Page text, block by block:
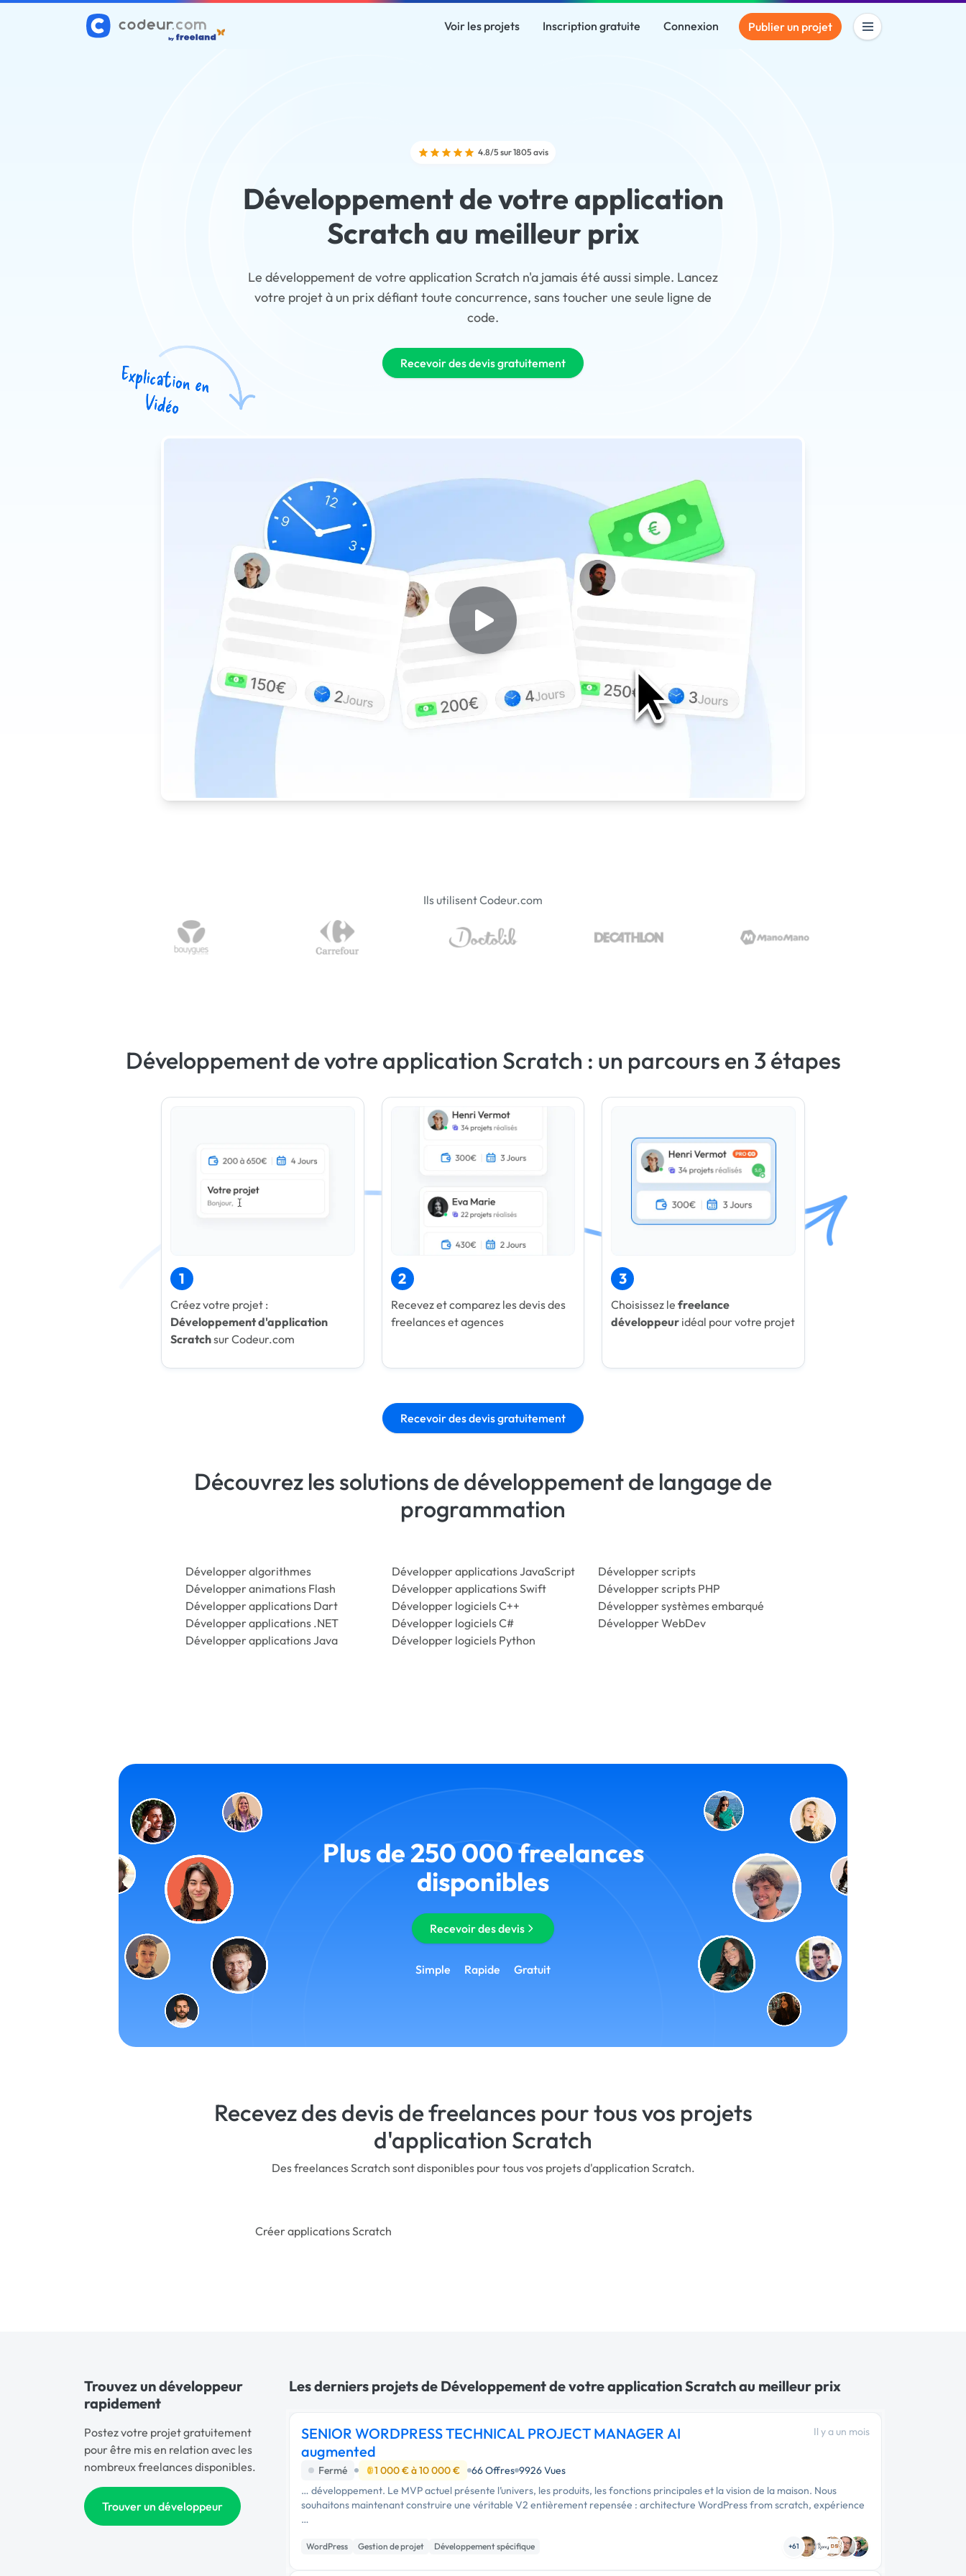
Voir les projets Inscription gratuite Connexion Publier un projet
4.8/5 sur 1805 avis
Développement de votre application
Scratch au meilleur prix
Le développement de votre application Scratch n'a jamais été aussi simple. Lancez
votre projet à un prix défiant toute concurrence, sans toucher une seule ligne de
code.
Recevoir des devis gratuitement
Ils utilisent Codeur.com
Développement de votre application Scratch : un parcours en 3 étapes
1
Créez votre projet :
Développement d'application
Scratchsur Codeur.com
2
Recevez et comparez les devis des
freelances et agences
3
Choisissez lefreelance
développeur idéal pour votre projet
Recevoir des devis gratuitement
Découvrez les solutions de développement de langage de
programmation
Développer algorithmes
Développer animations Flash
Développer applications Dart
Développer applications .NET
Développer applications Java
Développer applications JavaScript
Développer applications Swift
Développer logiciels C++
Développer logiciels C#
Développer logiciels Python
Développer scripts
Développer scripts PHP
Développer systèmes embarqué
Développer WebDev
Plus de 250 000 freelances
disponibles
Recevoir des devis
Simple Rapide Gratuit
Recevez des devis de freelances pour tous vos projets
d'application Scratch
Des freelances Scratch sont disponibles pour tous vos projets d'application Scratch.
Créer applications Scratch
Trouvez un développeur
rapidement
Postez votre projet gratuitement
pour être mis en relation avec les
nombreux freelances disponibles.
Trouver un développeur
Les derniers projets de Développement de votre application Scratch au meilleur prix
SENIOR WORDPRESS TECHNICAL PROJECT MANAGER AI
augmented
Il y a un mois
Fermé 1 000 € à 10 000 € 66 Offres 9926 Vues
… développement. Le MVP actuel présente l’univers, les produits, les fonctions principales et la vision de la maison. Nous
souhaitons maintenant construire une véritable V2 entièrement repensée : architecture WordPress from scratch, expérience
…
WordPress Gestion de projet Développement spécifique +61